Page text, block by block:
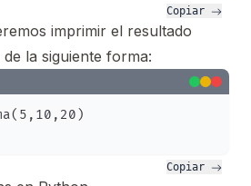
Copiar
imprimir el resultado
la siguiente forma:
Copiar